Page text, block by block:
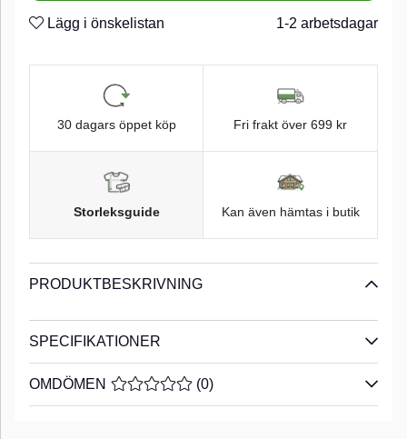
n
Blyfri
Sjunkande
Rasselkammare
Lägg i önskelistan 1-2 arbetsdagar
30 dagars öppet köp Fri frakt över 699 kr
Storleksguide Kan även hämtas i butik
PRODUKTBESKRIVNING
SPECIFIKATIONER
OMDÖMEN MEDELBETYG 0 AV 5 ANTAL BETYG 0
(0)